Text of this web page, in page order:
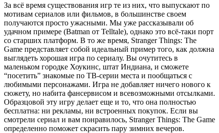
За всё время существования игр те из них, что выпускают по
мотивам сериалов или фильмов, в большинстве своем
получаются просто ужасными. Мы уже рассказывали об
удачном примере (Batman от Telltale), однако это всё-таки порт
со старших платформ. В то же время, Stranger Things: The
Game представляет собой идеальный пример того, как должна
выглядеть хорошая игра по сериалу. Вы очутитесь в
маленьком городке Хоукинс, штат Индиана, и сможете
“посетить” знакомые по ТВ-серии места и пообщаться с
любимыми персонажами. Игра не добавляет ничего нового к
сюжету, но набита фансервисом и всевозможными отсылками.
Образцовой эту игру делает еще и то, что она полностью
бесплатна: ни рекламы, ни встроенных покупок. Если вы
смотрели сериал и вам понравилось, Stranger Things: The Game
определенно поможет скрасить пару зимних вечеров.